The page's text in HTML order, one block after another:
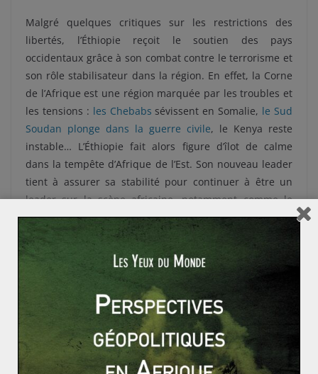
Malgré quelques critiques sur les restrictions des
libertés, l’Éthiopie reçoit le soutien des pays
occidentaux grâce à son combat contre le terrorisme et
son rôle stabilisateur dans la région. En effet, la Corne
de l’Afrique est une région marquée par les troubles et
les tensions : les Chebabs sévissent en Somalie, le Sud
Soudan plonge dans la guerre civile, le Kenya reste
instable… L’Éthiopie fait alors figure d’îlot de calme
dans la tempête d’Afrique de l’Est. Son nouveau leader
tient à assurer sa stabilité pour continuer à être un
leader sur la scène africaine, notamment comme le
prouve son accession à la présidence de l’Union
Africaine en Janvier 2013 et sa
concernant l’aménagement du Nil
Peut-on croire au modèle suédois ? (2/2)
Le Triangle de Weimar